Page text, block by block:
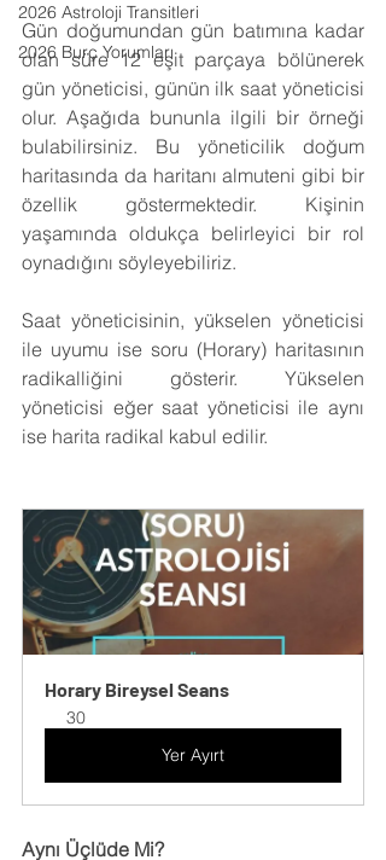
2026 Astroloji Transitleri
2026 Burç Yorumları
Gün doğumundan gün batımına kadar
olan süre 12 eşit parçaya bölünerek
gün yöneticisi, günün ilk saat yöneticisi
olur. Aşağıda bununla ilgili bir örneği
bulabilirsiniz. Bu yöneticilik doğum
haritasında da haritanı almuteni gibi bir
özellik göstermektedir. Kişinin
yaşamında oldukça belirleyici bir rol
oynadığını söyleyebiliriz.
Saat yöneticisinin, yükselen yöneticisi
ile uyumu ise soru (Horary) haritasının
radikalliğini gösterir. Yükselen
yöneticisi eğer saat yöneticisi ile aynı
ise harita radikal kabul edilir.
Horary Bireysel Seans
30
Yer Ayırt
Aynı Üçlüde Mi?